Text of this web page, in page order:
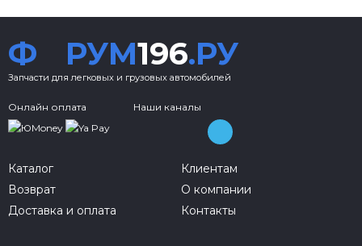
Ф РУМ196.РУ
Запчасти для легковых и грузовых автомобилей
Онлайн оплата Наши каналы
Каталог
Возврат
Доставка и оплата
Клиентам
О компании
Контакты